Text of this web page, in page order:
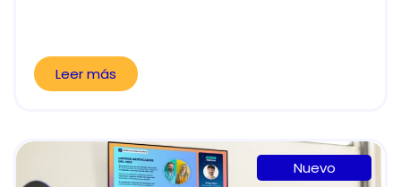
Leer más
Nuevo